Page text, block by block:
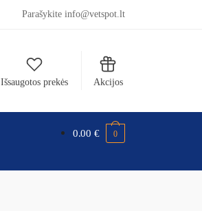
Parašykite info@vetspot.lt
Išsaugotos prekės Akcijos
0.00€ 0